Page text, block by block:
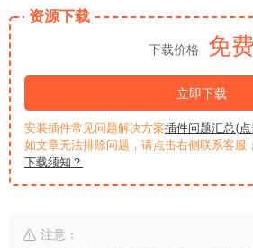
资源下载
下载价格 免费
立即下载
安装插件常见问题解决方案插件问题汇总(
如文章无法排除问题，请点击右侧联系客服；
下载须知？
注意：